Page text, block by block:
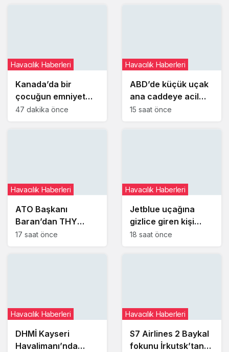
Kanada’da bir
çocuğun emniyet
kemerini takmaması
Havacılık Haberleri
47 dakika önce
ABD’de küçük uçak
ana caddeye acil
iniş yaptı
Havacılık Haberleri
15 saat önce
ATO Başkanı
Baran’dan THY
Yönetim Kurulu
Havacılık Haberleri
17 saat önce
Jetblue uçağına
gizlice giren kişi
uyuyakaldığı
Havacılık Haberleri
18 saat önce
DHMİ Kayseri
Havalimanı’nda
Havacılık Haberleri
S7 Airlines 2 Baykal
fokunu İrkutsk’tan
Havacılık Haberleri